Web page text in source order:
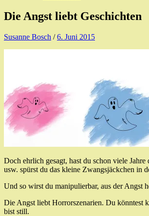
Die Angst liebt Geschichten
Susanne Bosch /6. Juni 2015
Doch ehrlich gesagt, hast du schon viele
usw. spürst du das kleine Zwangsjäckchen in
Und so wirst du manipulierbar, aus der Angst
Die Angst liebt Horrorszenarien. Du könntest
bist still.